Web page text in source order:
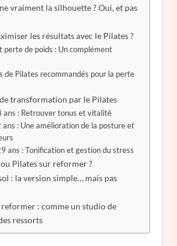
vraiment la silhouette ? Oui, et pas
les résultats avec le Pilates ?
perte de poids : Un complément
de Pilates recommandés pour la perte
transformation par le Pilates
ans : Retrouver tonus et vitalité
ans : Une amélioration de la posture et
ans : Tonification et gestion du stress
Pilates sur reformer ?
: la version simple… mais pas
reformer : comme un studio de
ressorts